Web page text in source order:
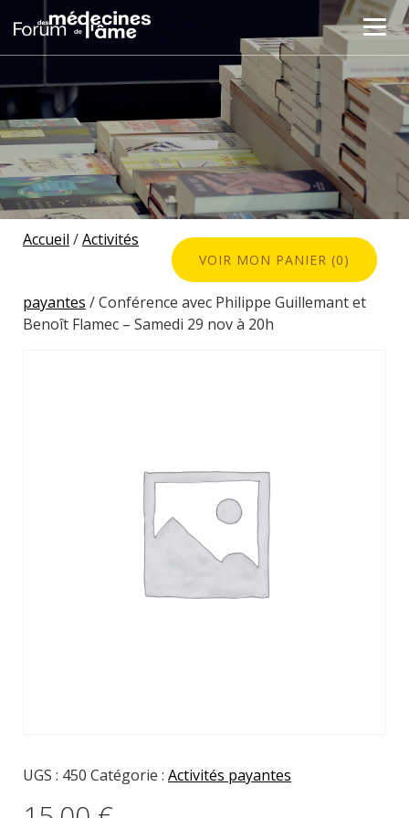
VOIR MON PANIER (0)
Accueil /Activités
payantes / Conférence avec Philippe Guillemant et
Benoît Flamec – Samedi 29 nov à 20h
UGS : 450 Catégorie : Activités payantes